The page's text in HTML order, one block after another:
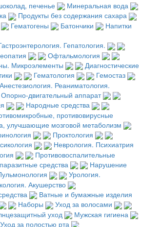
печенье
Минеральная вода
Продукты без содержания сахара
Гематогены Батончики
Напитки
Гепатология.
Офтальмология
Микроэлементы
Диагностические
Гематология
Гемостаз
Анестезиология. Реаниматология.
Опорно-двигательный аппарат
Народные средства
противовирусные
улучшающие мозговой метаболизм
Проктология
Неврология. Психиатрия
Противовоспалительные
средства
Нарушение
Урология.
Акушерство
Ватные и бумажные изделия
Наборы
Уход за волосами
уход
Мужская гигиена
Уход за полостью рта